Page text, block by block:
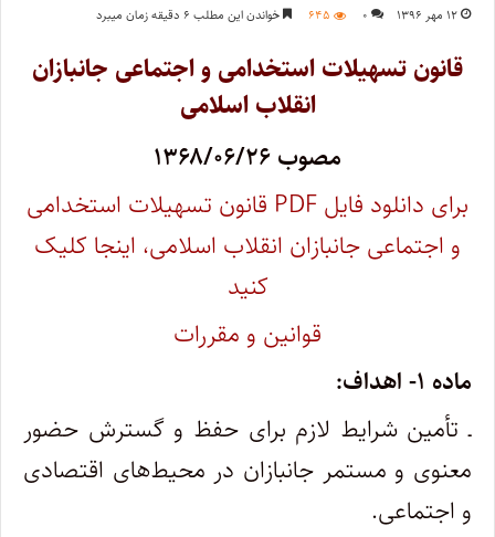
۱۲ مهر ۱۳۹۶ ۰ ۶۴۵ خواندن این مطلب ۶ دقیقه زمان میبرد
قانون تسهیلات استخدامی و اجتماعی جانبازان
انقلاب اسلامی
مصوب ۱۳۶۸/۰۶/۲۶
برای دانلود فایل PDF‌ ‌‌قانون تسهیلات استخدامی
و اجتماعی جانبازان انقلاب اسلامی، اینجا کلیک
کنید
قوانین و مقررات
ماده ۱- اهداف:
ـ تأمین شرایط لازم برای حفظ و گسترش حضور
معنوی و مستمر جانبازان در محیط‌های اقتصادی
و اجتماعی.